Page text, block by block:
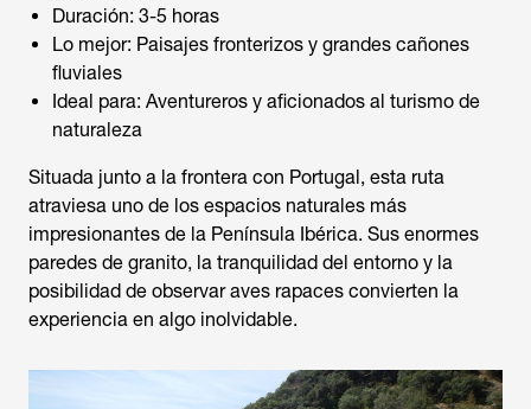
Duración: 3-5 horas
Lo mejor: Paisajes fronterizos y grandes cañones
fluviales
Ideal para: Aventureros y aficionados al turismo de
naturaleza
Situada junto a la frontera con Portugal, esta ruta
atraviesa uno de los espacios naturales más
impresionantes de la Península Ibérica. Sus enormes
paredes de granito, la tranquilidad del entorno y la
posibilidad de observar aves rapaces convierten la
experiencia en algo inolvidable.